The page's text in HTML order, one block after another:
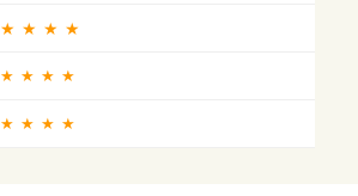
★★★★
★★★★
★★★★